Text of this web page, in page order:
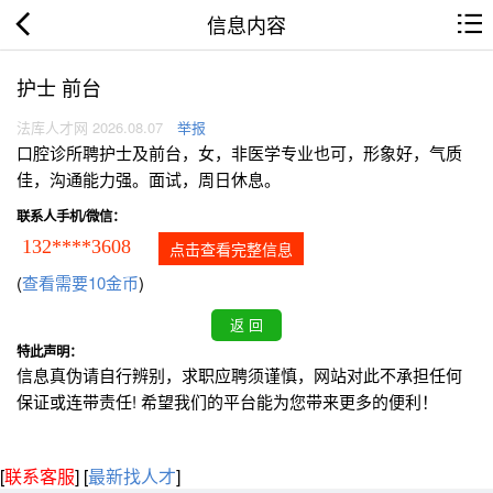
信息内容
护士 前台
法库人才网 2026.08.07 举报
口腔诊所聘护士及前台，女，非医学专业也可，形象好，气质
佳，沟通能力强。面试，周日休息。
联系人手机/微信：
132****3608 点击查看完整信息
(查看需要10金币)
特此声明：
信息真伪请自行辨别，求职应聘须谨慎，网站对此不承担任何
保证或连带责任! 希望我们的平台能为您带来更多的便利！
[联系客服] [最新找人才]